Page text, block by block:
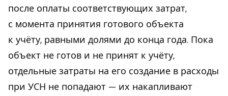
после оплаты соответствующих затрат,
с момента принятия готового объекта
к учёту, равными долями до конца года. Пока
объект не готов и не принят к учёту,
отдельные затраты на его создание в расходы
при УСН не попадают — их накапливают